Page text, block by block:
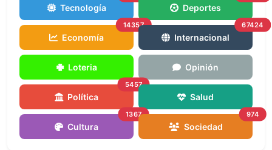
Tecnología Deportes
Economía
14357
Internacional
67424
Loteria Opinión
Política
5457
Salud
Cultura
1367
Sociedad
974